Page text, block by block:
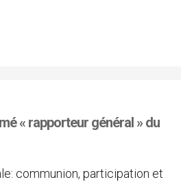
« rapporteur général » du
communion, participation et